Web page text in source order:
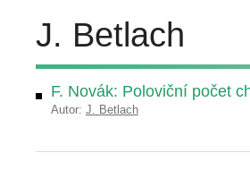
J. Betlach
F. Novák: Poloviční počet
Autor: J. Betlach